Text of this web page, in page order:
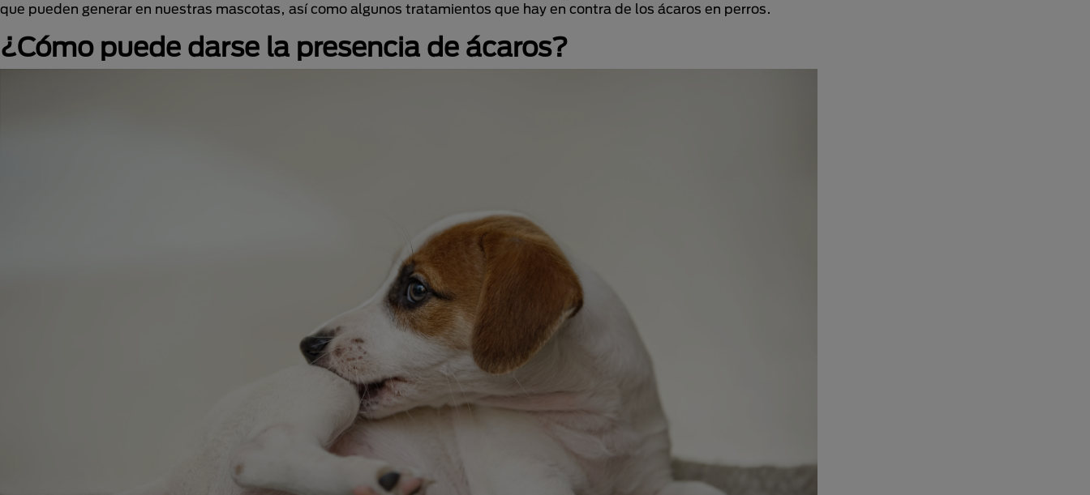
que pueden generar en nuestras mascotas, así como algunos tratamientos que hay en contra de los ácaros en perros.
¿Cómo puede darse la presencia de ácaros?